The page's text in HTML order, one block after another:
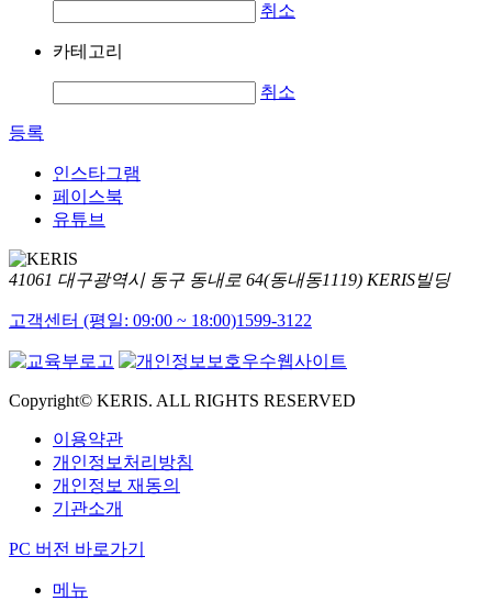
취소
카테고리
취소
등록
인스타그램
페이스북
유튜브
41061 대구광역시 동구 동내로 64(동내동1119) KERIS빌딩
고객센터 (평일: 09:00 ~ 18:00)1599-3122
Copyright© KERIS. ALL RIGHTS RESERVED
이용약관
개인정보처리방침
개인정보 재동의
기관소개
PC 버전 바로가기
메뉴